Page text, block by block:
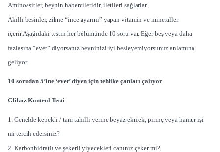
Aminoasitler, beynin habercileridir, iletileri sağlarlar.
Akıllı besinler, zihne “ince ayarını” yapan vitamin ve mineraller
içerir.Aşağıdaki testin her bölümünde 10 soru var. Eğer beş veya daha
fazlasına “evet” diyorsanız beyninizi iyi besleyemiyorsunuz anlamına
geliyor.
10 sorudan 5’ine ‘evet’ diyen için tehlike çanları çalıyor
Glikoz Kontrol Testi
1. Genelde kepekli / tam tahıllı yerine beyaz ekmek, pirinç veya hamur işi
mi tercih edersiniz?
2. Karbonhidratlı ve şekerli yiyecekleri canınız çeker mi?